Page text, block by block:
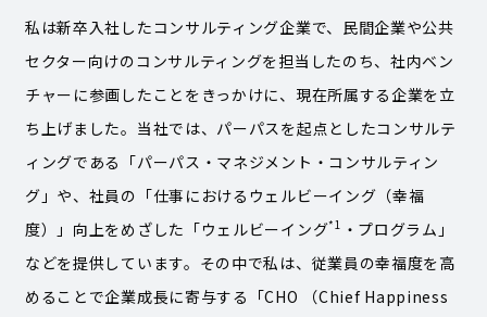
私は新卒入社したコンサルティング企業で、民間企業や公共
セクター向けのコンサルティングを担当したのち、社内ベン
チャーに参画したことをきっかけに、現在所属する企業を立
ち上げました。当社では、パーパスを起点としたコンサルテ
ィングである「パーパス・マネジメント・コンサルティン
グ」や、社員の「仕事におけるウェルビーイング（幸福
度）」向上をめざした「ウェルビーイング*1 ・プログラム」
などを提供しています。その中で私は、従業員の幸福度を高
めることで企業成長に寄与する「CHO （Chief Happiness